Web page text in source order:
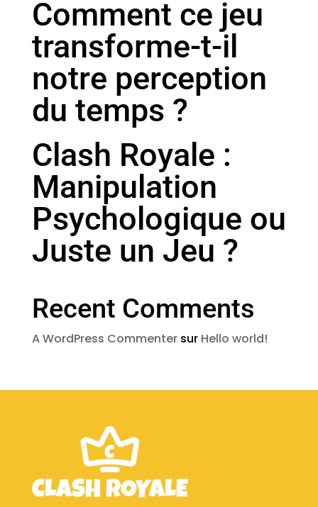
Comment ce jeu
transforme-t-il
notre perception
du temps ?
Clash Royale :
Manipulation
Psychologique ou
Juste un Jeu ?
Recent Comments
A WordPress Commentersur Hello world!